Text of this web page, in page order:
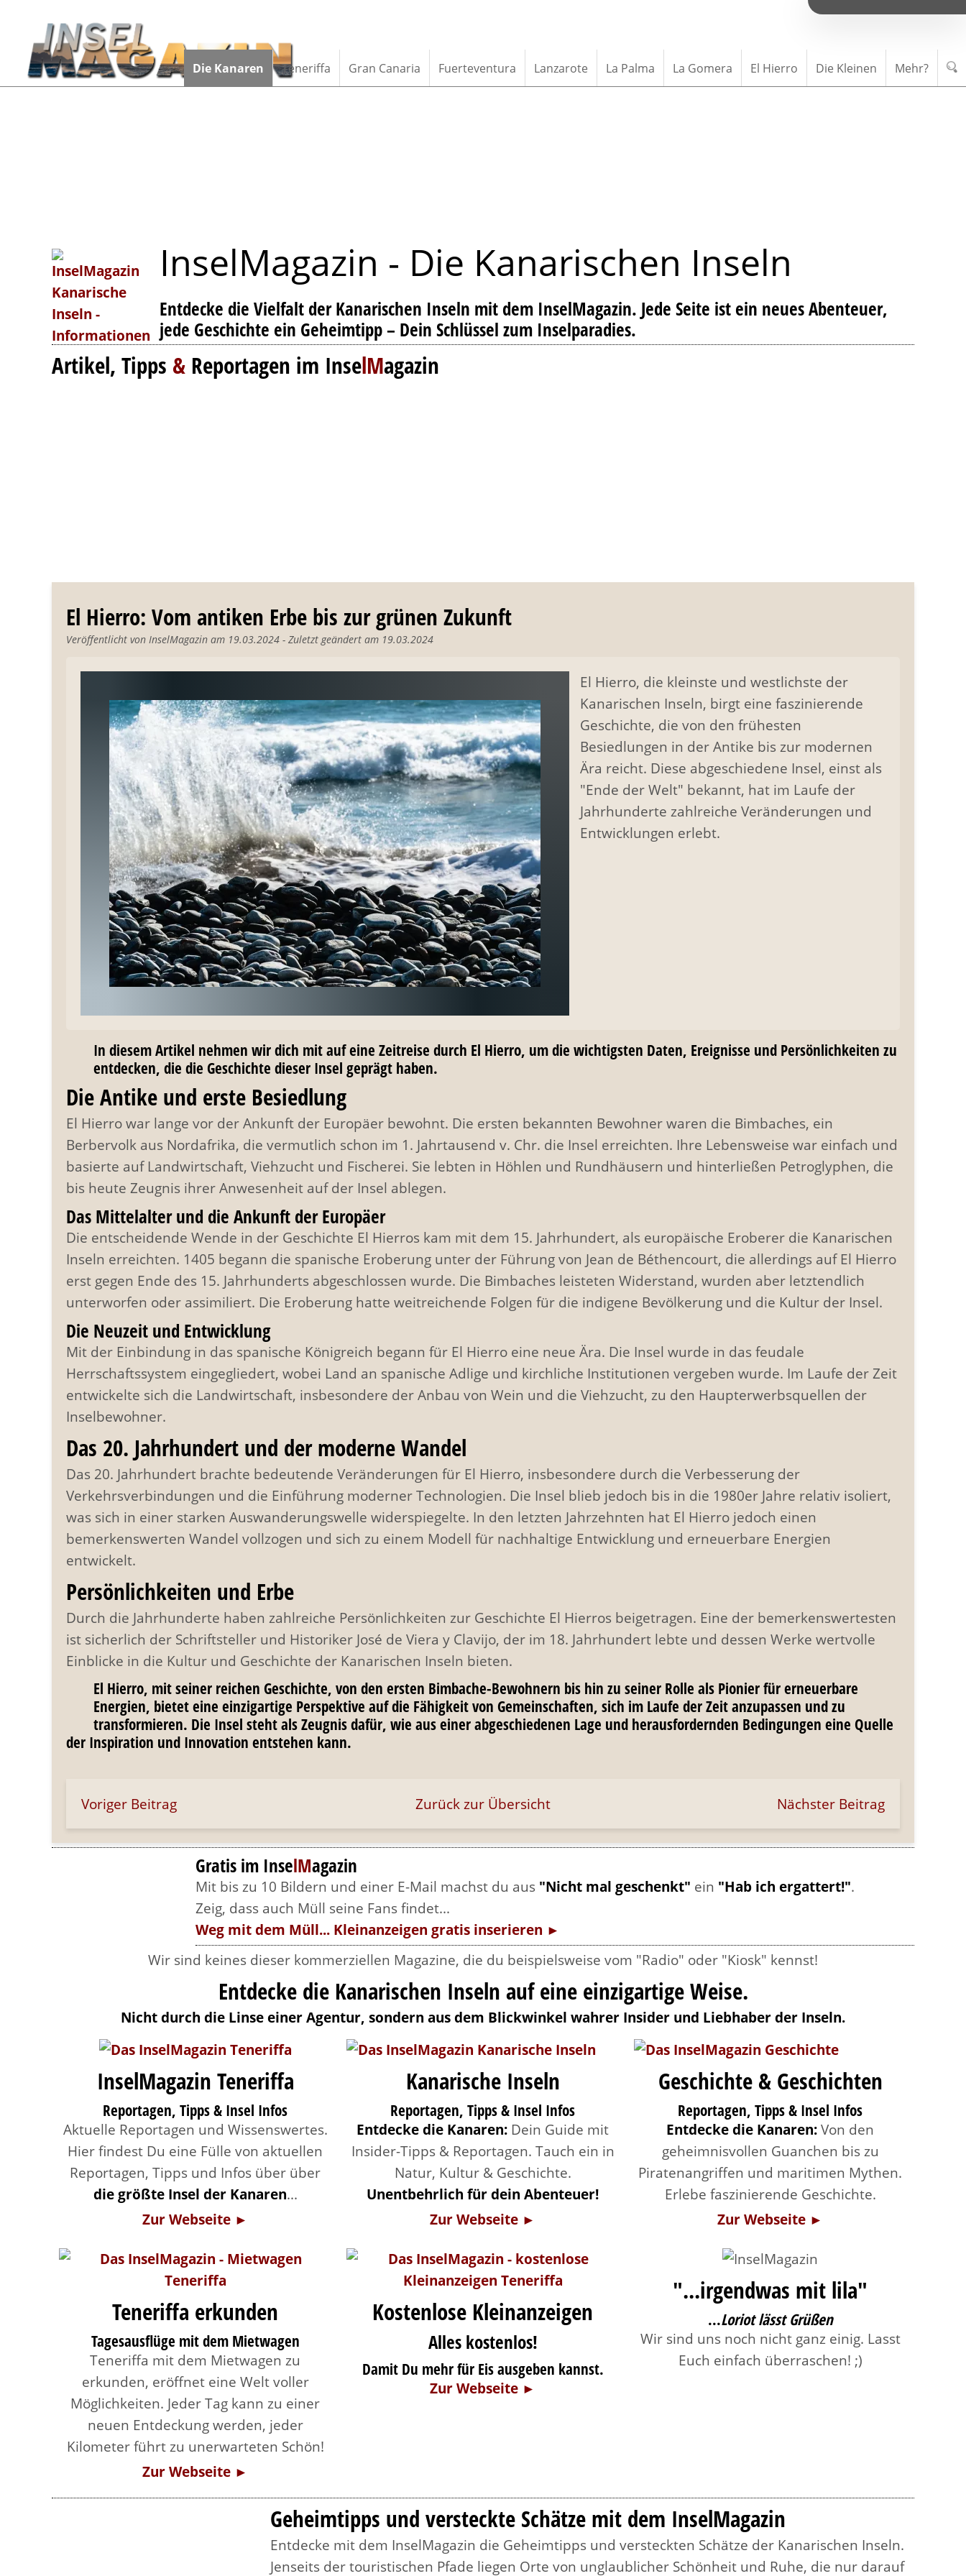
Die Kanaren Teneriffa Gran Canaria Fuerteventura Lanzarote La Palma La Gomera El Hierro Die Kleinen Mehr?
InselMagazin - Die Kanarischen Inseln
Entdecke die Vielfalt der Kanarischen Inseln mit dem InselMagazin. Jede Seite ist ein neues Abenteuer,
jede Geschichte ein Geheimtipp – Dein Schlüssel zum Inselparadies.
Artikel, Tipps & Reportagen im InselMagazin
El Hierro: Vom antiken Erbe bis zur grünen Zukunft
Veröffentlicht von InselMagazin am 19.03.2024 - Zuletzt geändert am 19.03.2024
El Hierro, die kleinste und westlichste der
Kanarischen Inseln, birgt eine faszinierende
Geschichte, die von den frühesten
Besiedlungen in der Antike bis zur modernen
Ära reicht. Diese abgeschiedene Insel, einst als
"Ende der Welt" bekannt, hat im Laufe der
Jahrhunderte zahlreiche Veränderungen und
Entwicklungen erlebt.
In diesem Artikel nehmen wir dich mit auf eine Zeitreise durch El Hierro, um die wichtigsten Daten, Ereignisse und Persönlichkeiten zu
entdecken, die die Geschichte dieser Insel geprägt haben.
Die Antike und erste Besiedlung
El Hierro war lange vor der Ankunft der Europäer bewohnt. Die ersten bekannten Bewohner waren die Bimbaches, ein
Berbervolk aus Nordafrika, die vermutlich schon im 1. Jahrtausend v. Chr. die Insel erreichten. Ihre Lebensweise war einfach und
basierte auf Landwirtschaft, Viehzucht und Fischerei. Sie lebten in Höhlen und Rundhäusern und hinterließen Petroglyphen, die
bis heute Zeugnis ihrer Anwesenheit auf der Insel ablegen.
Das Mittelalter und die Ankunft der Europäer
Die entscheidende Wende in der Geschichte El Hierros kam mit dem 15. Jahrhundert, als europäische Eroberer die Kanarischen
Inseln erreichten. 1405 begann die spanische Eroberung unter der Führung von Jean de Béthencourt, die allerdings auf El Hierro
erst gegen Ende des 15. Jahrhunderts abgeschlossen wurde. Die Bimbaches leisteten Widerstand, wurden aber letztendlich
unterworfen oder assimiliert. Die Eroberung hatte weitreichende Folgen für die indigene Bevölkerung und die Kultur der Insel.
Die Neuzeit und Entwicklung
Mit der Einbindung in das spanische Königreich begann für El Hierro eine neue Ära. Die Insel wurde in das feudale
Herrschaftssystem eingegliedert, wobei Land an spanische Adlige und kirchliche Institutionen vergeben wurde. Im Laufe der Zeit
entwickelte sich die Landwirtschaft, insbesondere der Anbau von Wein und die Viehzucht, zu den Haupterwerbsquellen der
Inselbewohner.
Das 20. Jahrhundert und der moderne Wandel
Das 20. Jahrhundert brachte bedeutende Veränderungen für El Hierro, insbesondere durch die Verbesserung der
Verkehrsverbindungen und die Einführung moderner Technologien. Die Insel blieb jedoch bis in die 1980er Jahre relativ isoliert,
was sich in einer starken Auswanderungswelle widerspiegelte. In den letzten Jahrzehnten hat El Hierro jedoch einen
bemerkenswerten Wandel vollzogen und sich zu einem Modell für nachhaltige Entwicklung und erneuerbare Energien
entwickelt.
Persönlichkeiten und Erbe
Durch die Jahrhunderte haben zahlreiche Persönlichkeiten zur Geschichte El Hierros beigetragen. Eine der bemerkenswertesten
ist sicherlich der Schriftsteller und Historiker José de Viera y Clavijo, der im 18. Jahrhundert lebte und dessen Werke wertvolle
Einblicke in die Kultur und Geschichte der Kanarischen Inseln bieten.
El Hierro, mit seiner reichen Geschichte, von den ersten Bimbache-Bewohnern bis hin zu seiner Rolle als Pionier für erneuerbare
Energien, bietet eine einzigartige Perspektive auf die Fähigkeit von Gemeinschaften, sich im Laufe der Zeit anzupassen und zu
transformieren. Die Insel steht als Zeugnis dafür, wie aus einer abgeschiedenen Lage und herausfordernden Bedingungen eine Quelle
der Inspiration und Innovation entstehen kann.
Voriger Beitrag Zurück zur Übersicht Nächster Beitrag
Gratis im InselMagazin
Mit bis zu 10 Bildern und einer E-Mail machst du aus "Nicht mal geschenkt" ein "Hab ich ergattert!".
Zeig, dass auch Müll seine Fans findet...
Weg mit dem Müll... Kleinanzeigen gratis inserieren ►
Wir sind keines dieser kommerziellen Magazine, die du beispielsweise vom "Radio" oder "Kiosk" kennst!
Entdecke die Kanarischen Inseln auf eine einzigartige Weise.
Nicht durch die Linse einer Agentur, sondern aus dem Blickwinkel wahrer Insider und Liebhaber der Inseln.
InselMagazin Teneriffa
Reportagen, Tipps & Insel Infos
Aktuelle Reportagen und Wissenswertes.
Hier findest Du eine Fülle von aktuellen
Reportagen, Tipps und Infos über über
die größte Insel der Kanaren...
Zur Webseite ►
Kanarische Inseln
Reportagen, Tipps & Insel Infos
Entdecke die Kanaren: Dein Guide mit
Insider-Tipps & Reportagen. Tauch ein in
Natur, Kultur & Geschichte.
Unentbehrlich für dein Abenteuer!
Zur Webseite ►
Geschichte & Geschichten
Reportagen, Tipps & Insel Infos
Entdecke die Kanaren:Von den
geheimnisvollen Guanchen bis zu
Piratenangriffen und maritimen Mythen.
Erlebe faszinierende Geschichte.
Zur Webseite ►
Teneriffa erkunden
Tagesausflüge mit dem Mietwagen
Teneriffa mit dem Mietwagen zu
erkunden, eröffnet eine Welt voller
Möglichkeiten. Jeder Tag kann zu einer
neuen Entdeckung werden, jeder
Kilometer führt zu unerwarteten Schön!
Zur Webseite ►
Kostenlose Kleinanzeigen
Alles kostenlos!
Damit Du mehr für Eis ausgeben kannst.
Zur Webseite ►
"...irgendwas mit lila"
...Loriot lässt Grüßen
Wir sind uns noch nicht ganz einig. Lasst
Euch einfach überraschen! ;)
Geheimtipps und versteckte Schätze mit dem InselMagazin
Entdecke mit dem InselMagazin die Geheimtipps und versteckten Schätze der Kanarischen Inseln.
Jenseits der touristischen Pfade liegen Orte von unglaublicher Schönheit und Ruhe, die nur darauf